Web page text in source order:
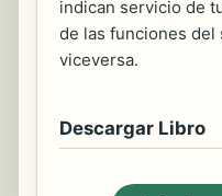
indican servicio de
de las funciones
viceversa.
Descargar Libro